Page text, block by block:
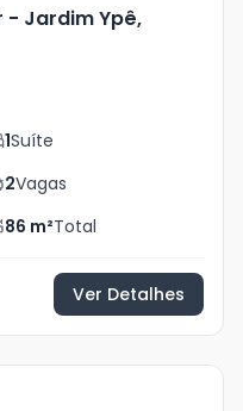
Jardim Ypê,
1Suíte
2Vagas
86 m²Total
Ver Detalhes